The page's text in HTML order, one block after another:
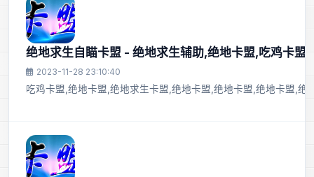
绝地求生自瞄卡盟 - 绝地求生辅助,绝地卡盟,吃鸡卡盟,
2023-11-28 23:10:40
吃鸡卡盟,绝地卡盟,绝地求生卡盟,绝地卡盟,绝地卡盟,绝地卡盟,绝